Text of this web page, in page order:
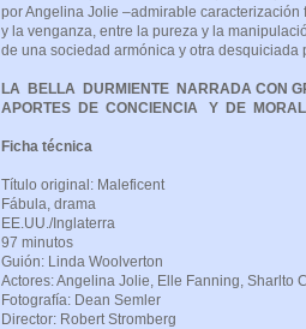
por Angelina Jolie –admirable
y la venganza, entre la pureza y la
de una sociedad armónica y otra desquiciada
LA BELLA DURMIENTE NARRADA CON
APORTES DE CONCIENCIA Y DE
Ficha técnica
Título original:
Fábula,
EE.UU./Inglaterra
97 minutos
Guión: Linda
Actores: Angelina Jolie, Elle Fanning, Sharlto
Fotografía: Dean Semler
Director: Robert Stromberg